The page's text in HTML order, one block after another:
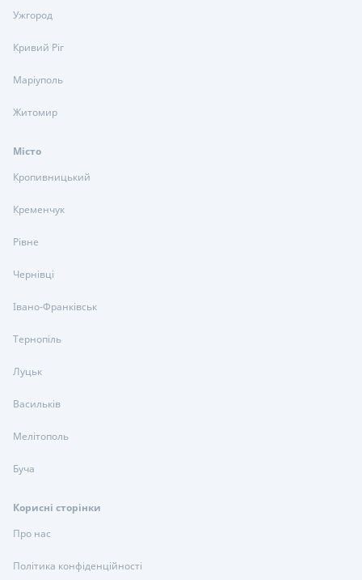
Ужгород
Кривий Ріг
Маріуполь
Житомир
Місто
Кропивницький
Кременчук
Рівне
Чернівці
Івано-Франківськ
Тернопіль
Луцьк
Васильків
Мелітополь
Буча
Корисні сторінки
Про нас
Політика конфіденційності